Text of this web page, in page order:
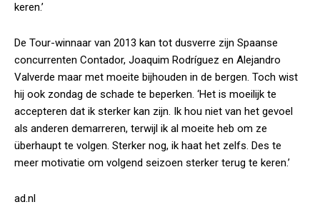
keren.’
De Tour-winnaar van 2013 kan tot dusverre zijn Spaanse
concurrenten Contador, Joaquim Rodríguez en Alejandro
Valverde maar met moeite bijhouden in de bergen. Toch wist
hij ook zondag de schade te beperken. ‘Het is moeilijk te
accepteren dat ik sterker kan zijn. Ik hou niet van het gevoel
als anderen demarreren, terwijl ik al moeite heb om ze
überhaupt te volgen. Sterker nog, ik haat het zelfs. Des te
meer motivatie om volgend seizoen sterker terug te keren.’
ad.nl